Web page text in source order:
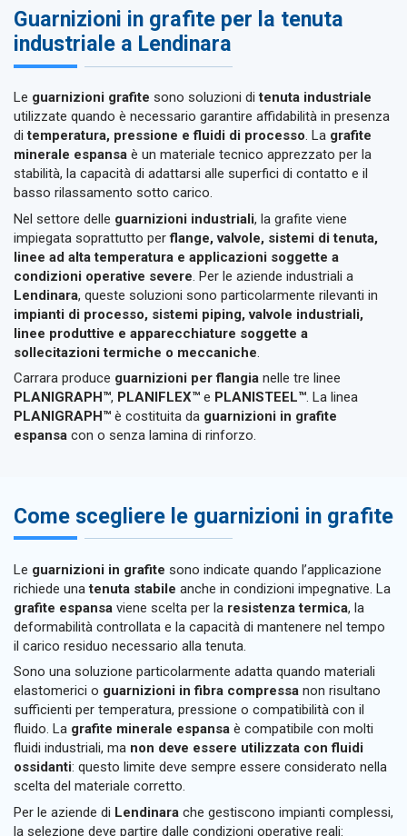
Guarnizioni in grafite per la tenuta
industriale a Lendinara
Le guarnizioni grafite sono soluzioni ditenuta industriale
utilizzate quando è necessario garantire affidabilità in presenza
ditemperatura, pressione e fluidi di processo. La grafite
minerale espansa è un materiale tecnico apprezzato per la
stabilità, la capacità di adattarsi alle superfici di contatto e il
basso rilassamento sotto carico.
Nel settore delle guarnizioni industriali, la grafite viene
impiegata soprattutto perflange, valvole, sistemi di tenuta,
linee ad alta temperatura e applicazioni soggette a
condizioni operative severe . Per le aziende industriali a
Lendinara, queste soluzioni sono particolarmente rilevanti in
impianti di processo, sistemi piping, valvole industriali,
linee produttive e apparecchiature soggette a
sollecitazioni termiche o meccaniche
Carrara produce guarnizioni per flangia nelle tre linee
PLANIGRAPH™, PLANIFLEX™ e PLANISTEEL™. La linea
PLANIGRAPH™ è costituita da guarnizioni in grafite
espansa con o senza lamina di rinforzo.
Come scegliere le guarnizioni in grafite
Le guarnizioni in grafite sono indicate quando l’applicazione
richiede unatenuta stabile anche in condizioni impegnative. La
grafite espansa viene scelta per la resistenza termica, la
deformabilità controllata e la capacità di mantenere nel tempo
il carico residuo necessario alla tenuta.
Sono una soluzione particolarmente adatta quando materiali
elastomerici o guarnizioni in fibra compressa non risultano
sufficienti per temperatura, pressione o compatibilità con il
fluido. La grafite minerale espansa è compatibile con molti
fluidi industriali, ma non deve essere utilizzata con fluidi
ossidanti: questo limite deve sempre essere considerato nella
scelta del materiale corretto.
Per le aziende di Lendinara che gestiscono impianti complessi,
la selezione deve partire dalle condizioni operative reali: